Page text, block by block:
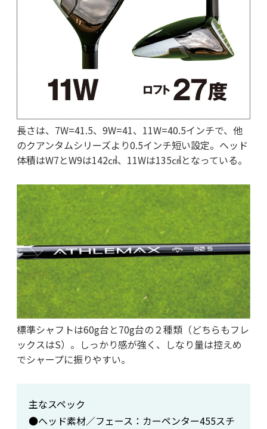
長さは、7W=41.5、9W=41、11W=40.5インチで、他
のクアンタムシリーズより0.5インチ短い設定。ヘッド
体積はW7とW9は142㎤、11Wは135㎤となっている。
標準シャフトは60g台と70g台の２種類（どちらもフレ
ックスはS）。しっかり感が強く、しなり量は控えめ
でシャープに振りやすい。
主なスペック
●ヘッド素材／フェース：カーペンター455スチ